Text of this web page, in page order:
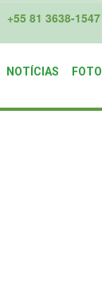
+55 81 3638-1547
NOTÍCIAS